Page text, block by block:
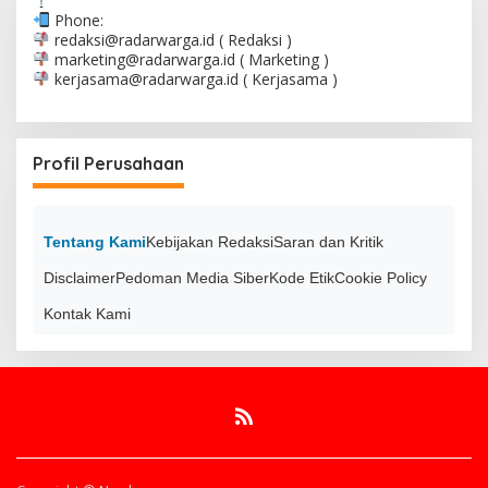
Phone:
redaksi@radarwarga.id ( Redaksi )
marketing@radarwarga.id ( Marketing )
kerjasama@radarwarga.id ( Kerjasama )
Profil Perusahaan
Tentang KamiKebijakan RedaksiSaran dan Kritik
DisclaimerPedoman Media SiberKode EtikCookie Policy
Kontak Kami